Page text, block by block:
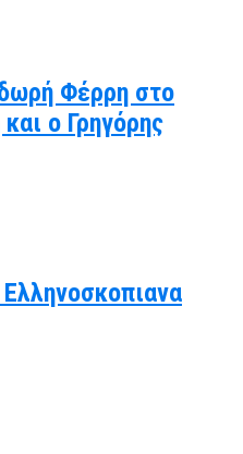
Φέρρη στο
ο Γρηγόρης